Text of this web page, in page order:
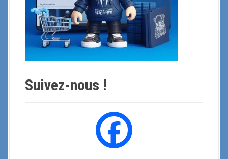
Suivez-nous !